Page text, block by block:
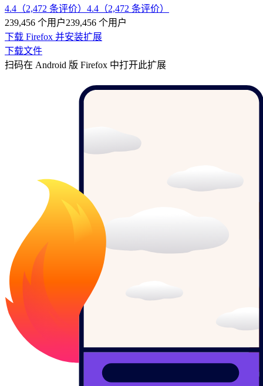
4.4（2,472 条评价） 4.4（2,472 条评价）
239,456 个用户239,456 个用户
下载 Firefox 并安装扩展
下载文件
扫码在 Android 版 Firefox 中打开此扩展